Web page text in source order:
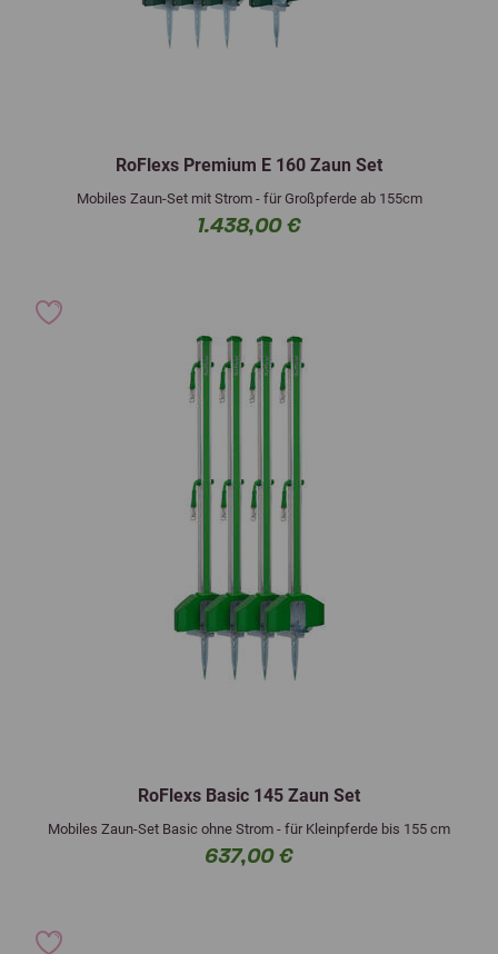
RoFlexs Premium E 160 Zaun Set
Mobiles Zaun-Set mit Strom - für Großpferde ab 155cm
1.438,00 €
RoFlexs Basic 145 Zaun Set
Mobiles Zaun-Set Basic ohne Strom - für Kleinpferde bis 155 cm
637,00 €